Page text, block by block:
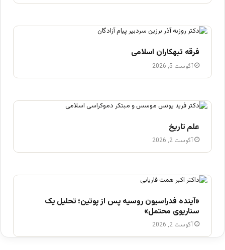
فرقه تبهکاران اسلامی
آگوست 5, 2026
علم تاریخ
آگوست 2, 2026
«آینده فدراسیون روسیه پس از پوتین؛ تحلیل یک
سناریوی محتمل»
آگوست 2, 2026